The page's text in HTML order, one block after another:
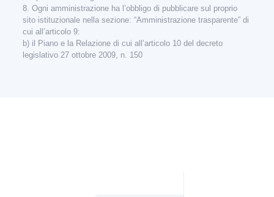
8. Ogni amministrazione ha l’obbligo di pubblicare sul proprio
sito istituzionale nella sezione: “Amministrazione trasparente” di
cui all’articolo 9:
b) il Piano e la Relazione di cui all’articolo 10 del decreto
legislativo 27 ottobre 2009, n. 150